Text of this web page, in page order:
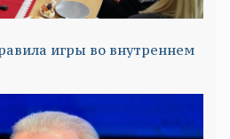
игры во внутреннем